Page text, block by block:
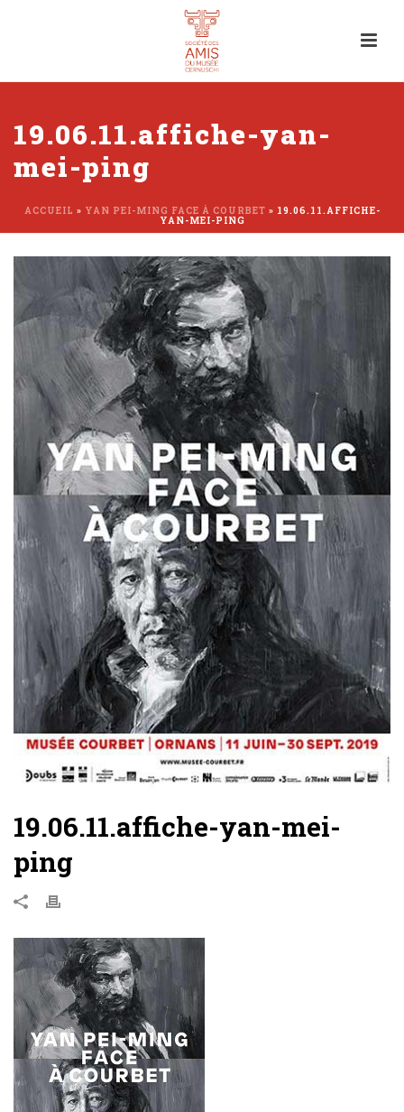
19.06.11.affiche-yan-
mei-ping
ACCUEIL » YAN PEI-MING FACE À COURBET » 19.06.11.AFFICHE-
YAN-MEI-PING
19.06.11.affiche-yan-mei-
ping